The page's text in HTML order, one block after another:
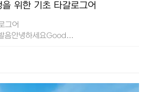
위한 기초 타갈로그어
그어
음안녕하세요Good